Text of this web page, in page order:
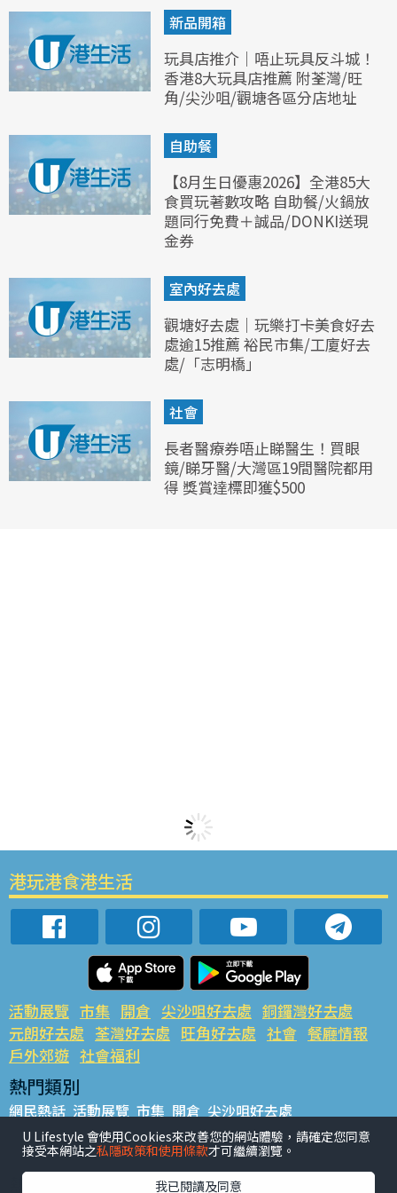
新品開箱
玩具店推介｜唔止玩具反斗城！
香港8大玩具店推薦 附荃灣/旺
角/尖沙咀/觀塘各區分店地址
自助餐
【8月生日優惠2026】全港85大
食買玩著數攻略 自助餐/火鍋放
題同行免費＋誠品/DONKI送現
金券
室內好去處
觀塘好去處｜玩樂打卡美食好去
處逾15推薦 裕民市集/工廈好去
處/「志明橋」
社會
長者醫療券唔止睇醫生！買眼
鏡/睇牙醫/大灣區19間醫院都用
得 獎賞達標即獲$500
港玩港食港生活
活動展覽 市集 開倉 尖沙咀好去處 銅鑼灣好去處
元朗好去處 荃灣好去處 旺角好去處 社會 餐廳情報
戶外郊遊 社會福利
熱門類別
網民熱話 活動展覽 市集 開倉 尖沙咀好去處
銅鑼灣好去處 元朗好去處 荃灣好去處 旺角好去處 社會
餐廳情報 戶外郊遊
熱門標籤
U Lifestyle 會使用Cookies來改善您的網站體驗，請確定您同意
接受本網站之私隱政策和使用條款才可繼續瀏覽。
我已閱讀及同意